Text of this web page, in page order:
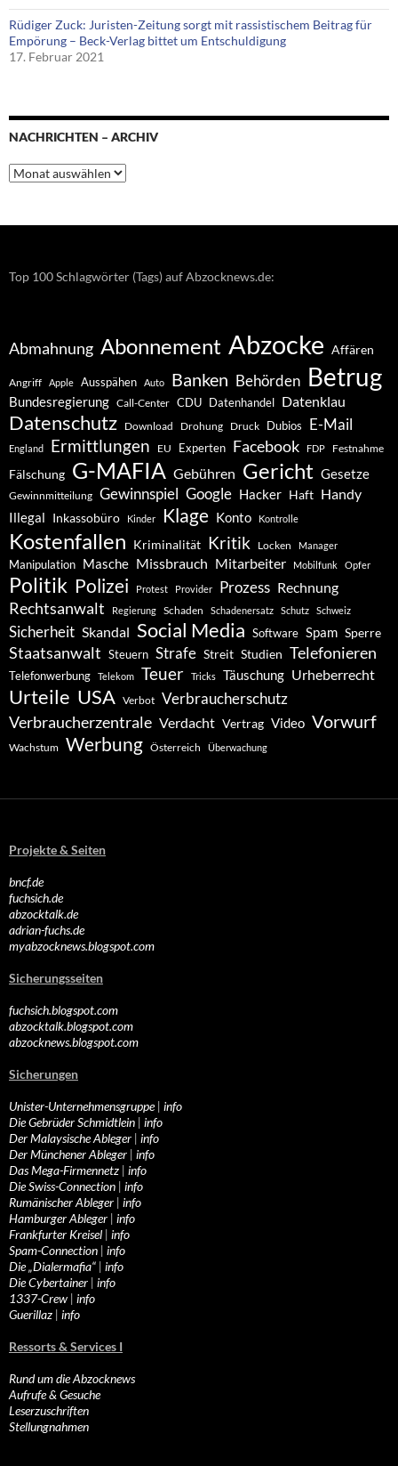
Rüdiger Zuck: Juristen-Zeitung sorgt mit rassistischem Beitrag für
Empörung – Beck-Verlag bittet um Entschuldigung
17. Februar 2021
NACHRICHTEN – ARCHIV
Nachrichten
–
Top 100 Schlagwörter (Tags) auf Abzocknews.de:
Abmahnung Abonnement Abzocke Affären
Angriff Apple Ausspähen Auto Banken Behörden Betrug
Bundesregierung Call-Center CDU Datenhandel Datenklau
Datenschutz Download Drohung Druck Dubios E-Mail
England Ermittlungen EU Experten Facebook FDP Festnahme
Fälschung G-MAFIA Gebühren Gericht Gesetze
Gewinnmitteilung Gewinnspiel Google Hacker Haft Handy
Illegal Inkassobüro Kinder Klage Konto Kontrolle
Kostenfallen Kriminalität Kritik Locken Manager
Manipulation Masche Missbrauch Mitarbeiter Mobilfunk Opfer
Politik Polizei Protest Provider Prozess Rechnung
Rechtsanwalt Regierung Schaden Schadenersatz Schutz Schweiz
Sicherheit Skandal Social Media Software Spam Sperre
Staatsanwalt Steuern Strafe Streit Studien Telefonieren
Telefonwerbung Telekom Teuer Tricks Täuschung Urheberrecht
Urteile USA Verbot Verbraucherschutz
Verbraucherzentrale Verdacht Vertrag Video Vorwurf
Wachstum Werbung Österreich Überwachung
Projekte & Seiten
bncf.de
fuchsich.de
abzocktalk.de
adrian-fuchs.de
myabzocknews.blogspot.com
Sicherungsseiten
fuchsich.blogspot.com
abzocktalk.blogspot.com
abzocknews.blogspot.com
Sicherungen
Unister-Unternehmensgruppe| info
Die Gebrüder Schmidtlein | info
Der Malaysische Ableger | info
Der Münchener Ableger | info
Das Mega-Firmennetz | info
Die Swiss-Connection | info
Rumänischer Ableger | info
Hamburger Ableger | info
Frankfurter Kreisel | info
Spam-Connection | info
Die „Dialermafia“ | info
Die Cybertainer | info
1337-Crew | info
Guerillaz | info
Ressorts & Services I
Rund um die Abzocknews
Aufrufe & Gesuche
Leserzuschriften
Stellungnahmen